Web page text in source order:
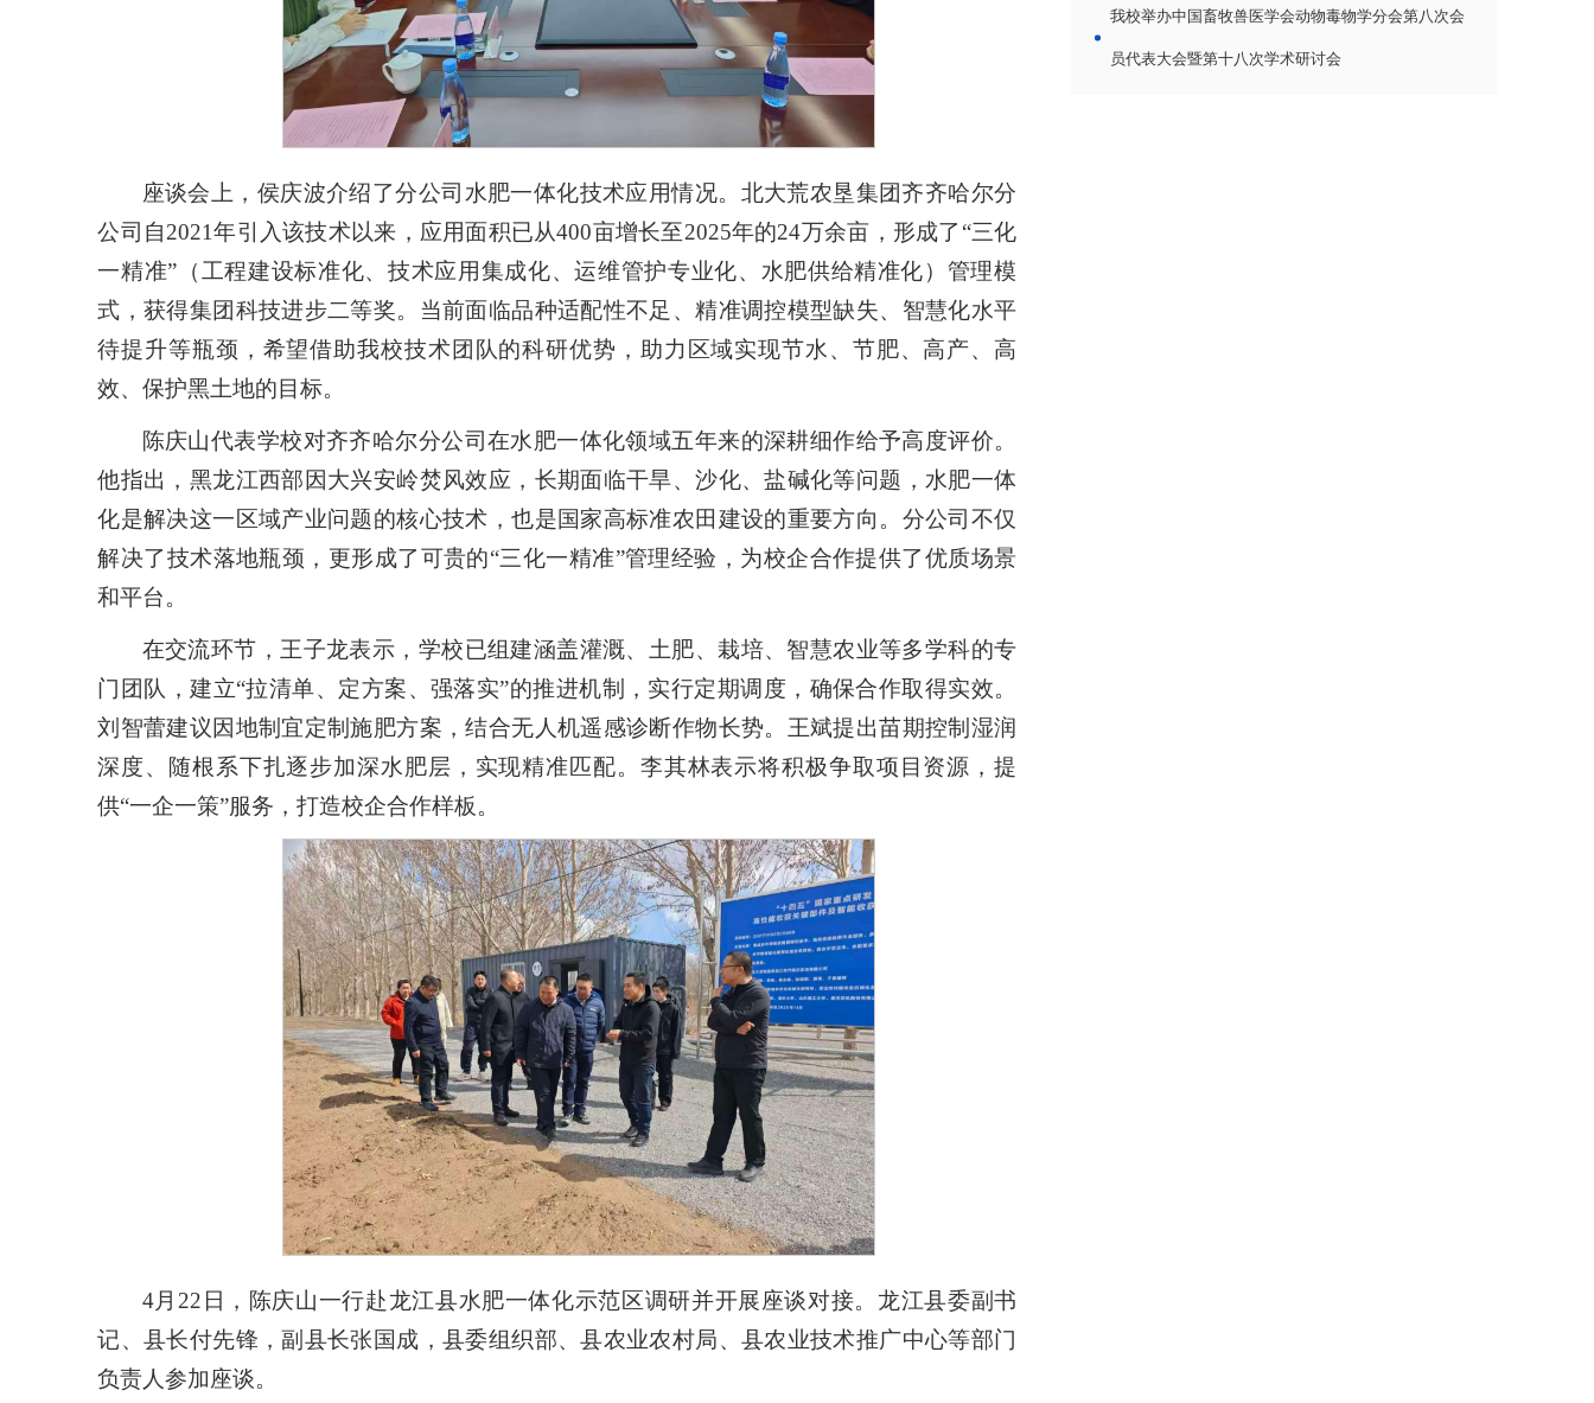
座谈会上，侯庆波介绍了分公司水肥一体化技术应用情况。北大荒农垦集团齐齐哈尔分
公司自2021年引入该技术以来，应用面积已从400亩增长至2025年的24万余亩，形成了“三化
一精准”（工程建设标准化、技术应用集成化、运维管护专业化、水肥供给精准化）管理模
式，获得集团科技进步二等奖。当前面临品种适配性不足、精准调控模型缺失、智慧化水平
待提升等瓶颈，希望借助我校技术团队的科研优势，助力区域实现节水、节肥、高产、高
效、保护黑土地的目标。
陈庆山代表学校对齐齐哈尔分公司在水肥一体化领域五年来的深耕细作给予高度评价。
他指出，黑龙江西部因大兴安岭焚风效应，长期面临干旱、沙化、盐碱化等问题，水肥一体
化是解决这一区域产业问题的核心技术，也是国家高标准农田建设的重要方向。分公司不仅
解决了技术落地瓶颈，更形成了可贵的“三化一精准”管理经验，为校企合作提供了优质场景
和平台。
在交流环节，王子龙表示，学校已组建涵盖灌溉、土肥、栽培、智慧农业等多学科的专
门团队，建立“拉清单、定方案、强落实”的推进机制，实行定期调度，确保合作取得实效。
刘智蕾建议因地制宜定制施肥方案，结合无人机遥感诊断作物长势。王斌提出苗期控制湿润
深度、随根系下扎逐步加深水肥层，实现精准匹配。李其林表示将积极争取项目资源，提
供“一企一策”服务，打造校企合作样板。
4月22日，陈庆山一行赴龙江县水肥一体化示范区调研并开展座谈对接。龙江县委副书
记、县长付先锋，副县长张国成，县委组织部、县农业农村局、县农业技术推广中心等部门
负责人参加座谈。
我校举办中国畜牧兽医学会动物毒物学分会第八次会
员代表大会暨第十八次学术研讨会